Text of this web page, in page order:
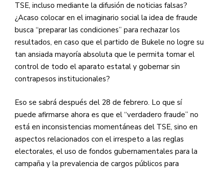
TSE, incluso mediante la difusión de noticias falsas?
¿Acaso colocar en el imaginario social la idea de fraude
busca “preparar las condiciones” para rechazar los
resultados, en caso que el partido de Bukele no logre su
tan ansiada mayoría absoluta que le permita tomar el
control de todo el aparato estatal y gobernar sin
contrapesos institucionales?
Eso se sabrá después del 28 de febrero. Lo que sí
puede afirmarse ahora es que el “verdadero fraude” no
está en inconsistencias momentáneas del TSE, sino en
aspectos relacionados con el irrespeto a las reglas
electorales, el uso de fondos gubernamentales para la
campaña y la prevalencia de cargos públicos para